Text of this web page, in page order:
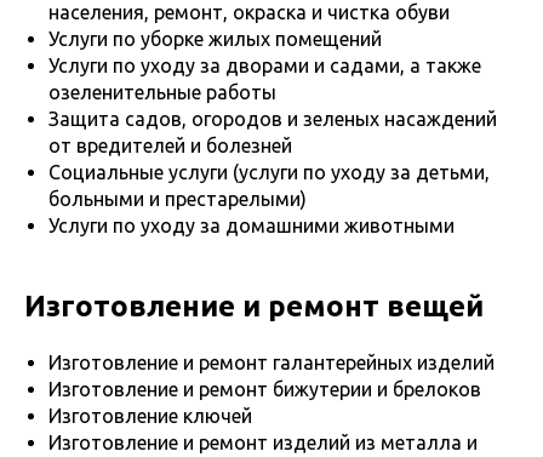
населения, ремонт, окраска и чистка обуви
Услуги по уборке жилых помещений
Услуги по уходу за дворами и садами, а также
озеленительные работы
Защита садов, огородов и зеленых насаждений
от вредителей и болезней
Социальные услуги (услуги по уходу за детьми,
больными и престарелыми)
Услуги по уходу за домашними животными
Изготовление и ремонт вещей
Изготовление и ремонт галантерейных изделий
Изготовление и ремонт бижутерии и брелоков
Изготовление ключей
Изготовление и ремонт изделий из металла и